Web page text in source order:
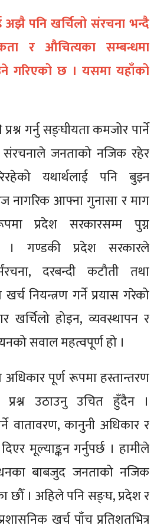
अझै पनि खर्चिलो संरचना भन्दै
र औचित्यका सम्बन्धमा
गरिएको छ । यसमा यहाँको
गर्नु सङ्घीयता कमजोर पार्ने
संरचनाले जनताको नजिक रहेर
यथार्थलाई पनि बुझ्न
आफ्ना गुनासा र माग
प्रदेश सरकारसम्म पुग्न
गण्डकी प्रदेश सरकारले
दरबन्दी कटौती तथा
खर्च नियन्त्रण गर्ने प्रयास गरेको
खर्चिलो होइन, व्यवस्थापन र
सवाल महत्वपूर्ण हो ।
पूर्ण रूपमा हस्तान्तरण
प्रश्न उठाउनु उचित हुँदैन ।
वातावरण, कानुनी अधिकार र
दिएर मूल्याङ्कन गर्नुपर्छ । हामीले
बाबजुद जनताको नजिक
छौँ । अहिले पनि सङ्घ, प्रदेश र
खर्च पाँच प्रतिशतभित्र